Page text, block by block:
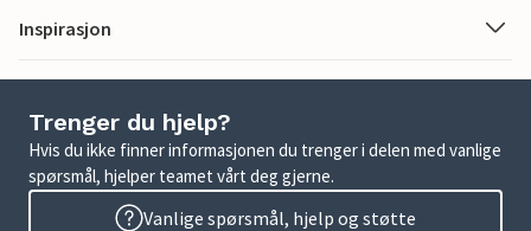
Inspirasjon
Trenger du hjelp?
Hvis du ikke finner informasjonen du trenger i delen med vanlige
spørsmål, hjelper teamet vårt deg gjerne.
Vanlige spørsmål, hjelp og støtte